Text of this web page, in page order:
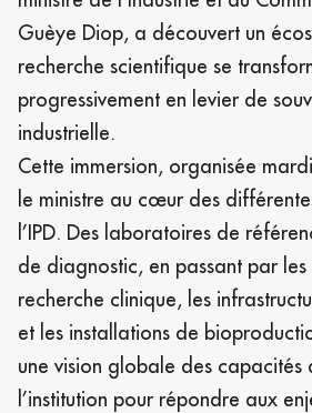
Guèye Diop, a découvert un
recherche scientifique se
progressivement en levier de
industrielle.
Cette immersion, organisée
le ministre au cœur des
l’IPD. Des laboratoires de
de diagnostic, en passant par les
recherche clinique, les
et les installations de
une vision globale des capacités
l’institution pour répondre aux